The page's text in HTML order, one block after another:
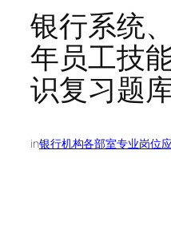
银行系统
年员工技
识复习题
in银行机构各部室专业岗位